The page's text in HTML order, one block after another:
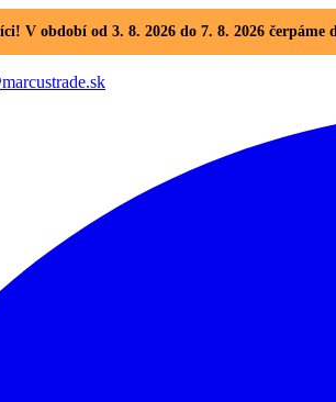
V období od 3. 8. 2026 do 7. 8. 2026